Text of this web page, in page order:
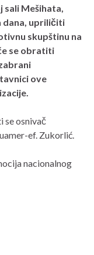
sali Mešihata,
dana, upriličiti
skupštinu na
se obratiti
ove
se osnivač
ef. Zukorlić.
nacionalnog